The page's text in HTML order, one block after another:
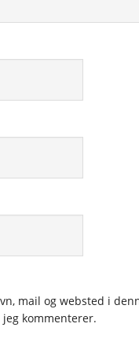
mail og websted i
kommenterer.